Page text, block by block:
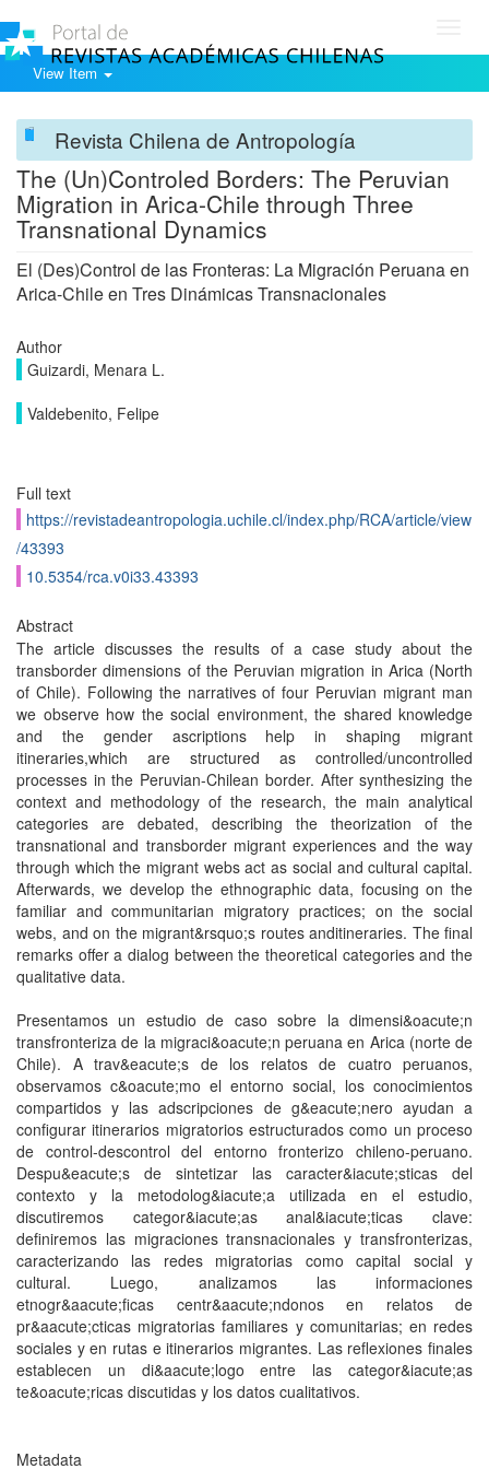
View Item
Revista Chilena de Antropología
The (Un)Controled Borders: The Peruvian
Migration in Arica-Chile through Three
Transnational Dynamics
El (Des)Control de las Fronteras: La Migración Peruana en
Arica-Chile en Tres Dinámicas Transnacionales
Author
Guizardi, Menara L.
Valdebenito, Felipe
Full text
https://revistadeantropologia.uchile.cl/index.php/RCA/article/view
/43393
10.5354/rca.v0i33.43393
Abstract
The article discusses the results of a case study about the
transborder dimensions of the Peruvian migration in Arica (North
of Chile). Following the narratives of four Peruvian migrant man
we observe how the social environment, the shared knowledge
and the gender ascriptions help in shaping migrant
itineraries,which are structured as controlled/uncontrolled
processes in the Peruvian-Chilean border. After synthesizing the
context and methodology of the research, the main analytical
categories are debated, describing the theorization of the
transnational and transborder migrant experiences and the way
through which the migrant webs act as social and cultural capital.
Afterwards, we develop the ethnographic data, focusing on the
familiar and communitarian migratory practices; on the social
webs, and on the migrant&rsquo;s routes anditineraries. The final
remarks offer a dialog between the theoretical categories and the
qualitative data.
Presentamos un estudio de caso sobre la dimensi&oacute;n
transfronteriza de la migraci&oacute;n peruana en Arica (norte de
Chile). A trav&eacute;s de los relatos de cuatro peruanos,
observamos c&oacute;mo el entorno social, los conocimientos
compartidos y las adscripciones de g&eacute;nero ayudan a
configurar itinerarios migratorios estructurados como un proceso
de control-descontrol del entorno fronterizo chileno-peruano.
Despu&eacute;s de sintetizar las caracter&iacute;sticas del
contexto y la metodolog&iacute;a utilizada en el estudio,
discutiremos categor&iacute;as anal&iacute;ticas clave:
definiremos las migraciones transnacionales y transfronterizas,
caracterizando las redes migratorias como capital social y
cultural. Luego, analizamos las informaciones
etnogr&aacute;ficas centr&aacute;ndonos en relatos de
pr&aacute;cticas migratorias familiares y comunitarias; en redes
sociales y en rutas e itinerarios migrantes. Las reflexiones finales
establecen un di&aacute;logo entre las categor&iacute;as
te&oacute;ricas discutidas y los datos cualitativos.
Metadata